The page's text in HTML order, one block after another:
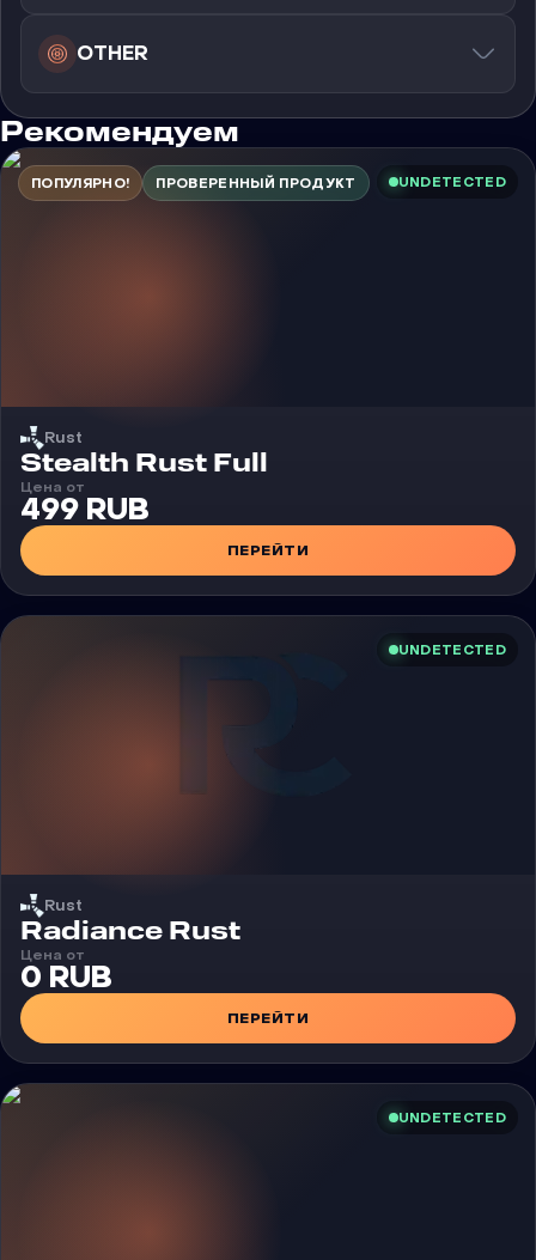
OTHER
Рекомендуем
ПОПУЛЯРНО! ПРОВЕРЕННЫЙ ПРОДУКТ UNDETECTED
Rust
Чит
Stealth Rust Full
Цена от
499 RUB
ПЕРЕЙТИ
UNDETECTED
Rust
Чит
Radiance Rust
Цена от
0 RUB
ПЕРЕЙТИ
UNDETECTED